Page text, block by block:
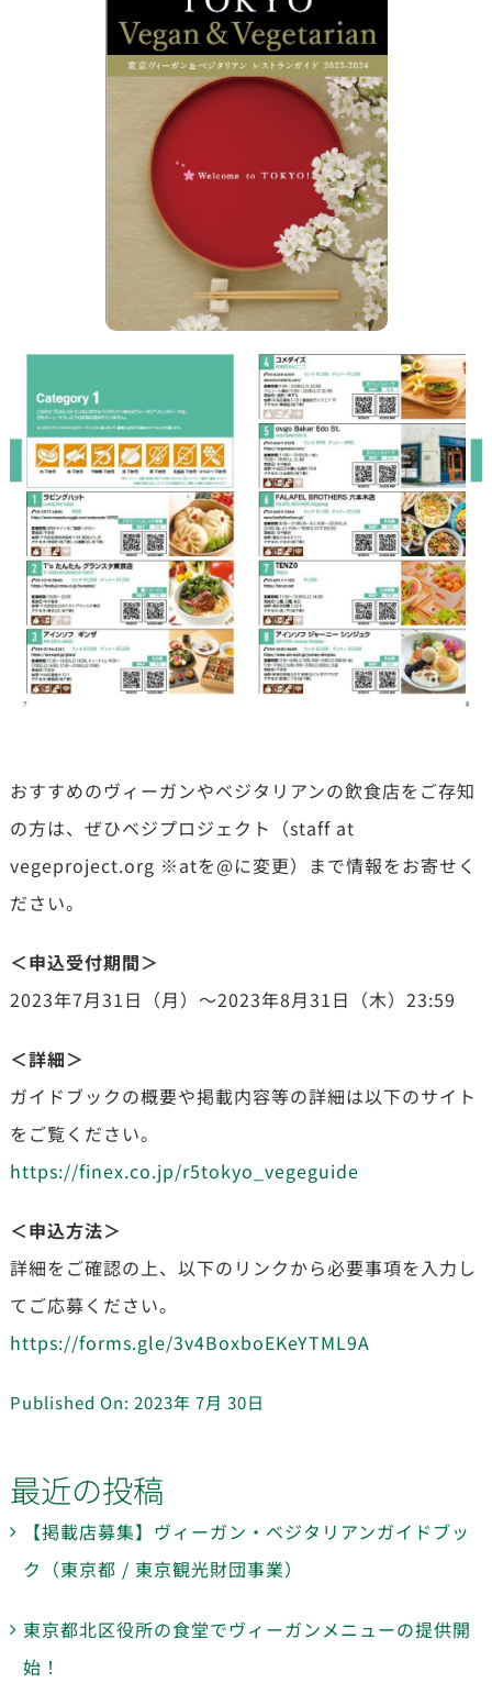
おすすめのヴィーガンやベジタリアンの飲食店をご存知
の方は、ぜひベジプロジェクト（staff at
vegeproject.org ※atを@に変更）まで情報をお寄せく
ださい。
＜申込受付期間＞
2023年7月31日（月）～2023年8月31日（木）23:59
＜詳細＞
ガイドブックの概要や掲載内容等の詳細は以下のサイト
をご覧ください。
https://finex.co.jp/r5tokyo_vegeguide
＜申込方法＞
詳細をご確認の上、以下のリンクから必要事項を入力し
てご応募ください。
https://forms.gle/3v4BoxboEKeYTML9A
Published On: 2023年 7月 30日
最近の投稿
【掲載店募集】ヴィーガン・ベジタリアンガイドブッ
ク（東京都 / 東京観光財団事業）
東京都北区役所の食堂でヴィーガンメニューの提供開
始！